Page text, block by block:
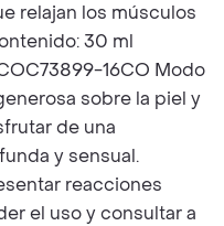
relajan los músculos
30 ml
16CO Modo
sobre la piel y
de una
y sensual.
reacciones
el uso y consultar a